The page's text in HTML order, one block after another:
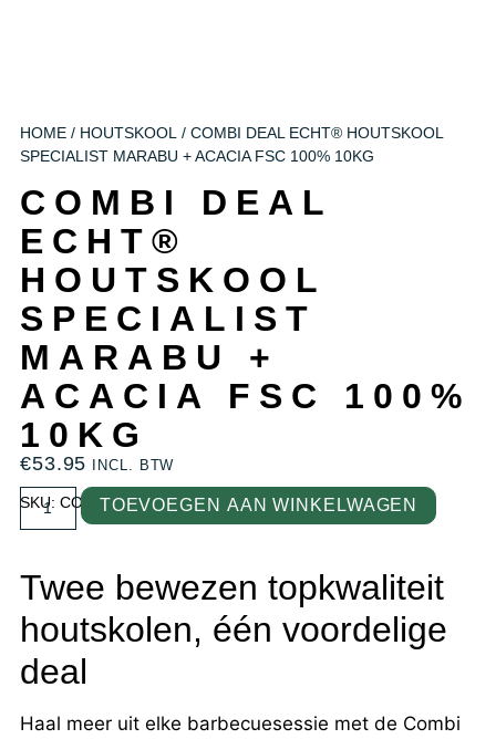
HOME/ HOUTSKOOL / COMBI DEAL ECHT® HOUTSKOOL
SPECIALIST MARABU + ACACIA FSC 100% 10KG
COMBI DEAL
ECHT®
HOUTSKOOL
SPECIALIST
MARABU +
ACACIA FSC 100%
10KG
€53.95 INCL. BTW
SKU: COMBI002TOEVOEGEN AAN WINKELWAGEN
Twee bewezen topkwaliteit
houtskolen, één voordelige
deal
Haal meer uit elke barbecuesessie met de Combi